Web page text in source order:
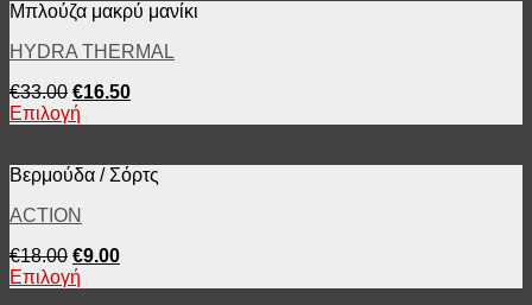
Μπλούζα μακρύ μανίκι
HYDRA THERMAL
€33.00 €16.50
Επιλογή
Βερμούδα / Σόρτς
ACTION
€18.00 €9.00
Επιλογή